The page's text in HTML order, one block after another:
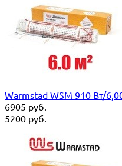
Warmstad WSM 910 Вт/
6905 руб.
5200 руб.